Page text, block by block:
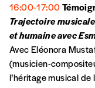
Vous
revue en
Vous
Vous
compte
2190avec
16:00-17:00
Trajectoire
et humaine avec
Avec Eléonora
(musicien-
l’héritage musical